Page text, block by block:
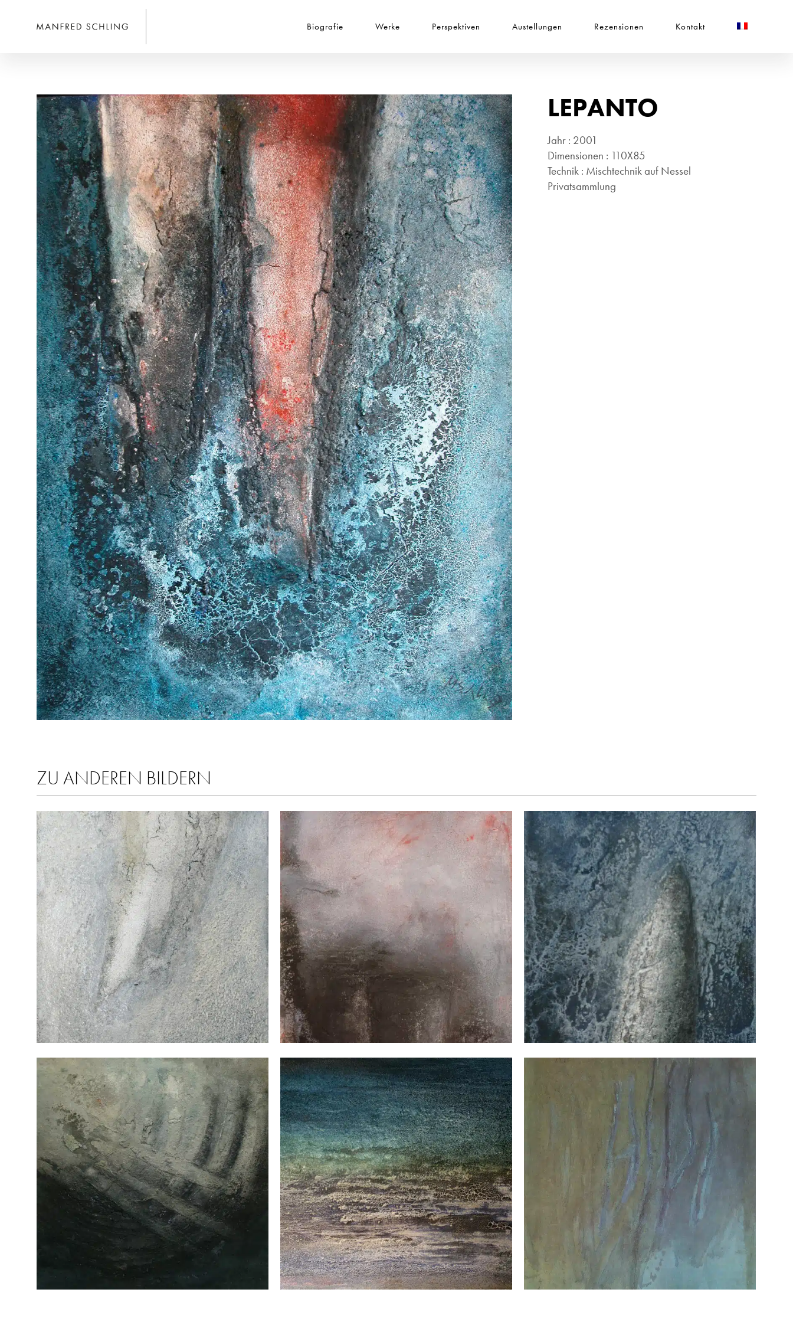
Biografie Werke Perspektiven Austellungen Rezensionen Kontakt
LEPANTO
Jahr : 2001
Dimensionen : 110X85
Technik : Mischtechnik auf Nessel
Privatsammlung
ZU ANDEREN BILDERN